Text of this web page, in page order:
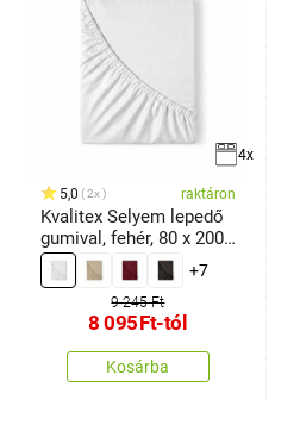
4x
5,0 2x raktáron
Kvalitex Selyem lepedő
gumival, fehér, 80 x 200
cm
+7
9 245 Ft
8 095Ft-tól
Kosárba